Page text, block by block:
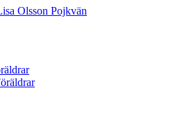
Olsson Pojkvän